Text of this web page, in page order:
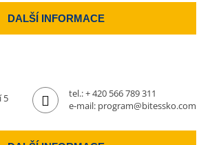
DALŠÍ INFORMACE
5
tel.:+ 420 566 789 311
e-mail: program@bitessko.com